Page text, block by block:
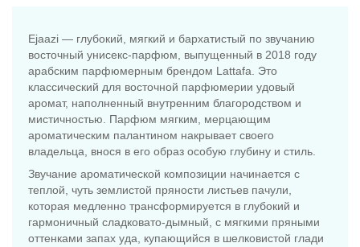
Ejaazi — глубокий, мягкий и бархатистый по звучанию
восточный унисекс-парфюм, выпущенный в 2018 году
арабским парфюмерным брендом Lattafa. Это
классический для восточной парфюмерии удовый
аромат, наполненный внутренним благородством и
мистичностью. Парфюм мягким, мерцающим
ароматическим палантином накрывает своего
владельца, внося в его образ особую глубину и стиль.
Звучание ароматической композиции начинается с
теплой, чуть землистой пряности листьев пачули,
которая медленно трансформируется в глубокий и
гармоничный сладковато-дымный, с мягкими пряными
оттенками запах уда, купающийся в шелковистой глади